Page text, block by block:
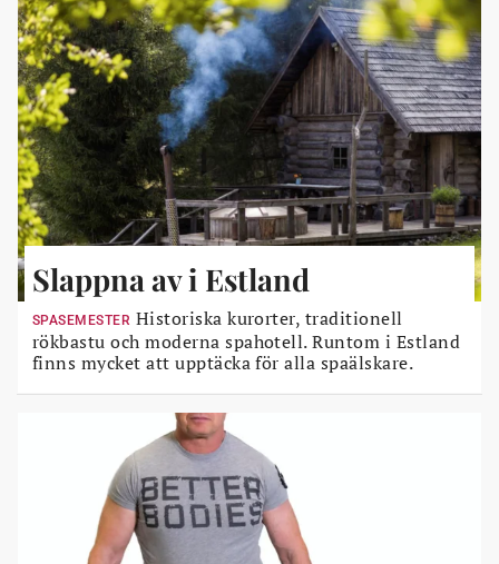
Slappna av i Estland
SPASEMESTER Historiska kurorter, traditionell
rökbastu och moderna spahotell. Runtom i Estland
finns mycket att upptäcka för alla spaälskare.